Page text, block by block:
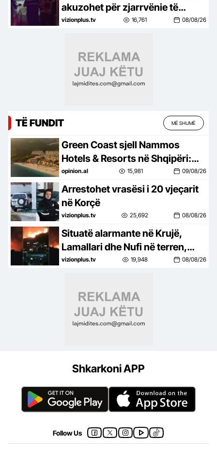
akuzohet për zjarrvënie të
qëllimshme
vizionplus.tv 16,761 08/08/26
TË FUNDIT MË SHUMË
Green Coast sjell Nammos
Hotels & Resorts në Shqipëri:
Destinacion i ri lifestyle
opinion.al 15,981 09/08/26
Arrestohet vrasësi i 20 vjeçarit
në Korçë
vizionplus.tv 25,692 08/08/26
Situatë alarmante në Krujë,
Lamallari dhe Nufi në terren,
apel banorëve pë evakuim
vizionplus.tv 19,948 08/08/26
Shkarkoni APP
Follow Us